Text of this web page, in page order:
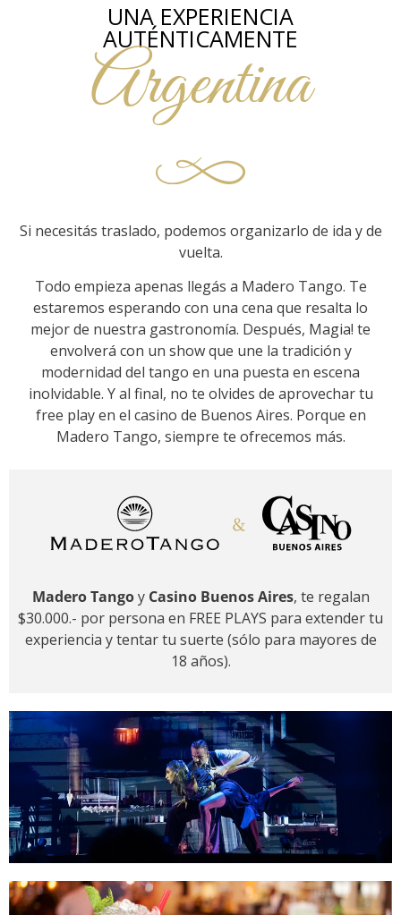
UNA EXPERIENCIA
AUTÉNTICAMENTE
Argentina
Si necesitás traslado, podemos organizarlo de ida y de
vuelta.
Todo empieza apenas llegás a Madero Tango. Te
estaremos esperando con una cena que resalta lo
mejor de nuestra gastronomía. Después, Magia! te
envolverá con un show que une la tradición y
modernidad del tango en una puesta en escena
inolvidable. Y al final, no te olvides de aprovechar tu
free play en el casino de Buenos Aires. Porque en
Madero Tango, siempre te ofrecemos más.
Madero Tangoy Casino Buenos Aires, te regalan
$30.000.- por persona en FREE PLAYS para extender tu
experiencia y tentar tu suerte (sólo para mayores de
18 años).